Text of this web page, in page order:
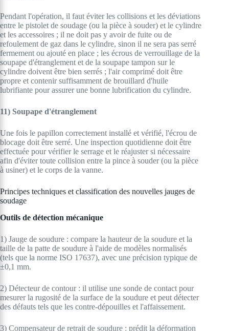
Pendant l'opération, il faut éviter les collisions et les déviations
entre le pistolet de soudage (ou la pièce à souder) et le cylindre
et les accessoires ; il ne doit pas y avoir de fuite ou de
refoulement de gaz dans le cylindre, sinon il ne sera pas serré
fermement ou ajouté en place ; les écrous de verrouillage de la
soupape d'étranglement et de la soupape tampon sur le
cylindre doivent être bien serrés ; l'air comprimé doit être
propre et contenir suffisamment de brouillard d'huile
lubrifiante pour assurer une bonne lubrification du cylindre.
11) Soupape d'étranglement
Une fois le papillon correctement installé et vérifié, l'écrou de
blocage doit être serré. Une inspection quotidienne doit être
effectuée pour vérifier le serrage et le réajuster si nécessaire
afin d'éviter toute collision entre la pince à souder (ou la pièce
à usiner) et le corps de la vanne.
Principes techniques et classification des nouvelles jauges de
soudage
Outils de détection mécanique
1) Jauge de soudure : compare la hauteur de la soudure et la
taille de la patte de soudure à l'aide de modèles normalisés
(tels que la norme ISO 17637), avec une précision typique de
±0,1 mm.
2) Détecteur de contour : il utilise une sonde de contact pour
mesurer la rugosité de la surface de la soudure et peut détecter
des défauts tels que les contre-dépouilles et l'affaissement.
3) Compensateur de retrait de soudure : prédit la déformation